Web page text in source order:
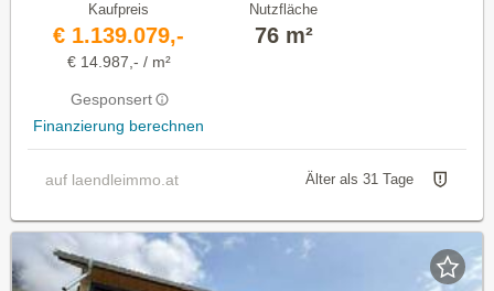
Kaufpreis
€ 1.139.079,-
€ 14.987,- / m²
Gesponsert
Finanzierung berechnen
Nutzfläche
76 m²
auf laendleimmo.at Älter als 31 Tage